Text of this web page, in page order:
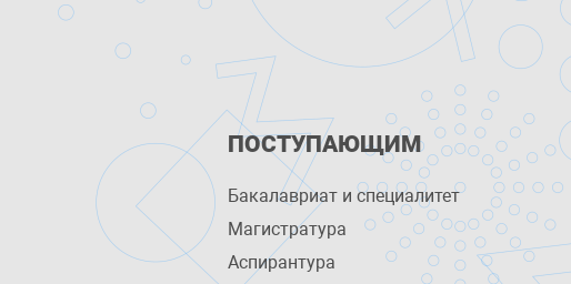
ПОСТУПАЮЩИМ
Бакалавриат и специалитет
Магистратура
Аспирантура